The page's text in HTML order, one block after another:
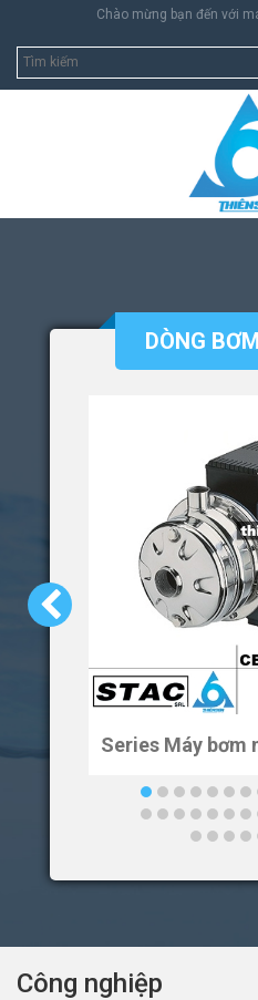
Chào mừng bạn đến với
DÒNG
Series Máy bơm
Công nghiệp